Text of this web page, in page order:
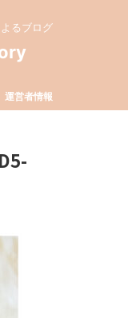
るブログ
運営者情報